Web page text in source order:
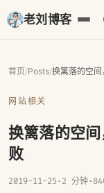
老刘博客
首页/Posts/换篱落的空
网站相关
换篱落的空
败
2019-11-25· 2 分钟·